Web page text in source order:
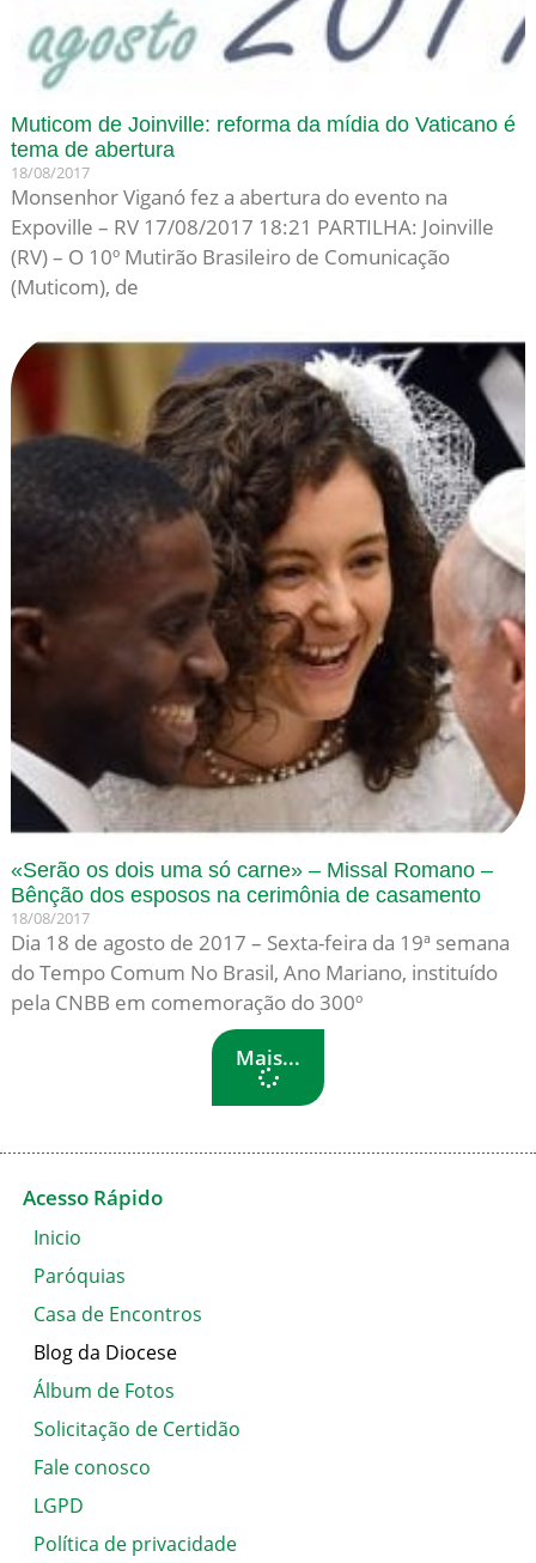
Muticom de Joinville: reforma da mídia do Vaticano é
tema de abertura
18/08/2017
Monsenhor Viganó fez a abertura do evento na
Expoville – RV 17/08/2017 18:21 PARTILHA: Joinville
(RV) – O 10º Mutirão Brasileiro de Comunicação
(Muticom), de
«Serão os dois uma só carne» – Missal Romano –
Bênção dos esposos na cerimônia de casamento
18/08/2017
Dia 18 de agosto de 2017 – Sexta-feira da 19ª semana
do Tempo Comum No Brasil, Ano Mariano, instituído
pela CNBB em comemoração do 300º
Mais...
Acesso Rápido
Inicio
Paróquias
Casa de Encontros
Blog da Diocese
Álbum de Fotos
Solicitação de Certidão
Fale conosco
LGPD
Política de privacidade